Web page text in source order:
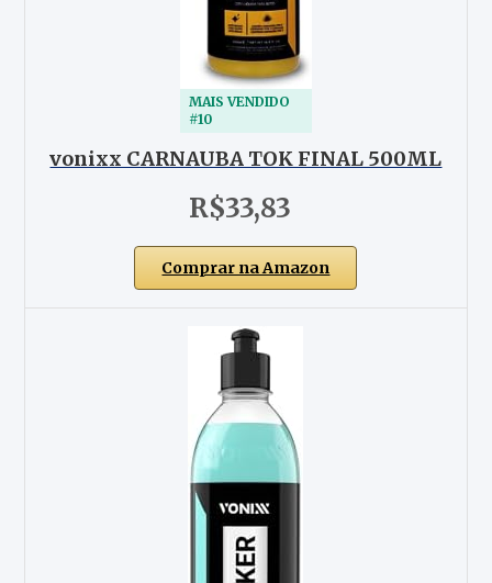
MAIS VENDIDO
#10
vonixx CARNAUBA TOK FINAL 500ML
R$33,83
Comprar na Amazon